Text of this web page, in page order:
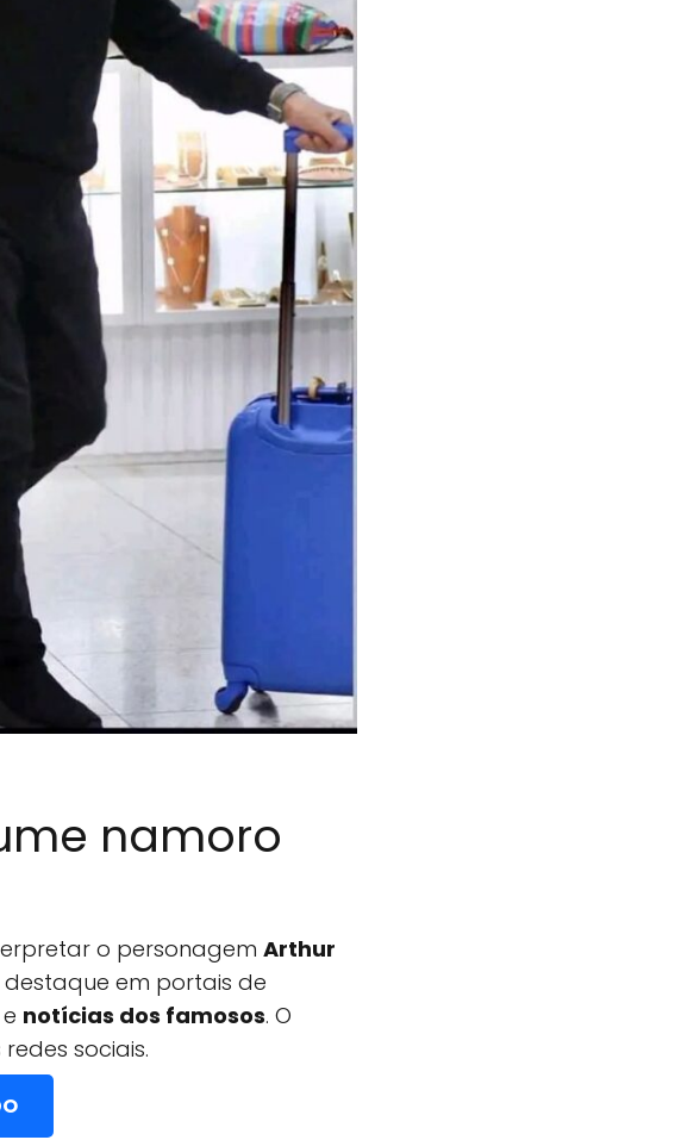
namoro
o personagem Arthur
em portais de
e notícias dos famosos. O
sociais.